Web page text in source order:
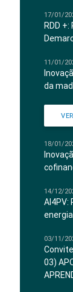
17/01/
RDD
11/01/
da
18/01/
14/12/
AI4PV:
03/11/
03)